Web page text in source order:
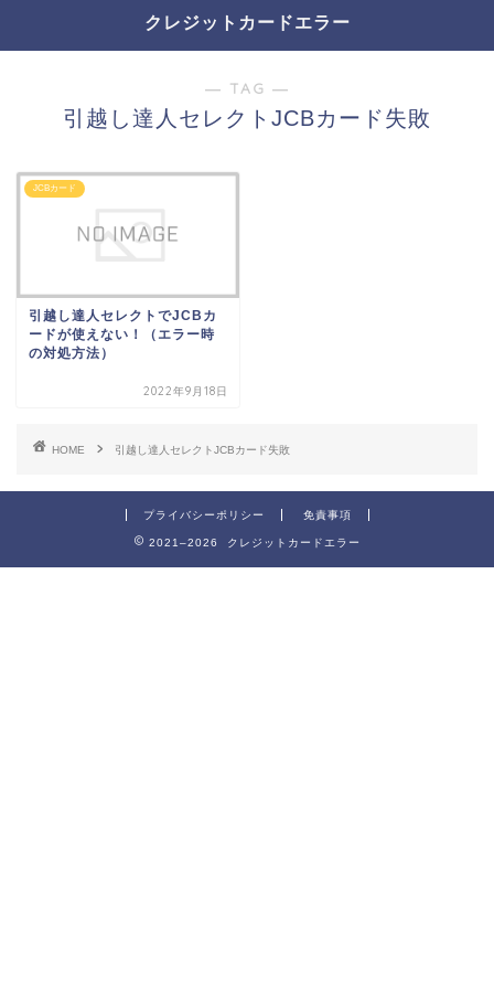
クレジットカードエラー
― TAG ―
引越し達人セレクトJCBカード失敗
JCBカード
引越し達人セレクトでJCBカ
ードが使えない！（エラー時
の対処方法）
2022年9月18日
HOME 引越し達人セレクトJCBカード失敗
プライバシーポリシー 免責事項
2021–2026 クレジットカードエラー